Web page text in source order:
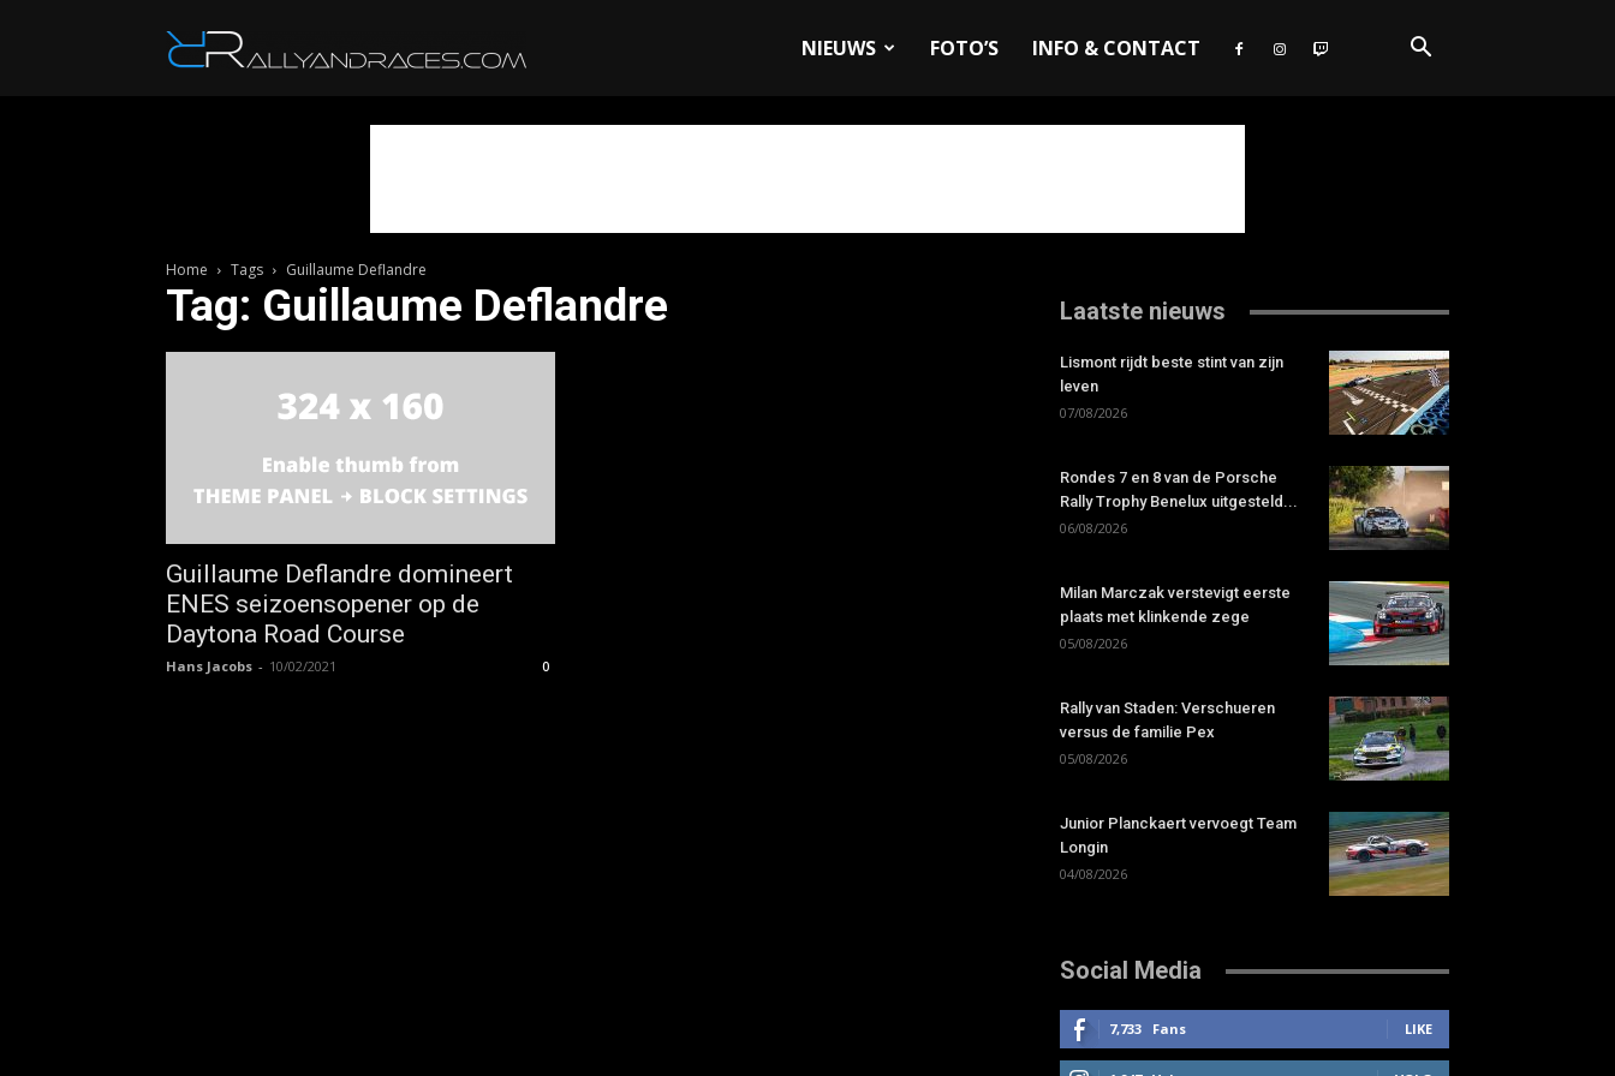
NIEUWS FOTO’S INFO & CONTACT
Home Tags Guillaume Deflandre
Tag: Guillaume Deflandre
Guillaume Deflandre domineert
ENES seizoensopener op de
Daytona Road Course
Hans Jacobs - 10/02/2021 0
Laatste nieuws
Lismont rijdt beste stint van zijn
leven
07/08/2026
Rondes 7 en 8 van de Porsche
Rally Trophy Benelux uitgesteld...
06/08/2026
Milan Marczak verstevigt eerste
plaats met klinkende zege
05/08/2026
Rally van Staden: Verschueren
versus de familie Pex
05/08/2026
Junior Planckaert vervoegt Team
Longin
04/08/2026
Social Media
7,733 Fans LIKE